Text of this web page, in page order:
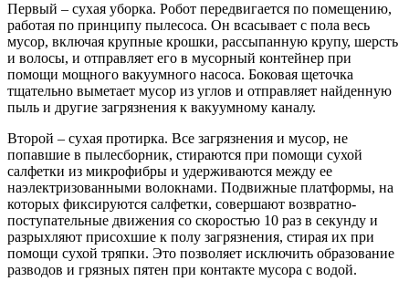
Первый – сухая уборка. Робот передвигается по помещению,
работая по принципу пылесоса. Он всасывает с пола весь
мусор, включая крупные крошки, рассыпанную крупу, шерсть
и волосы, и отправляет его в мусорный контейнер при
помощи мощного вакуумного насоса. Боковая щеточка
тщательно выметает мусор из углов и отправляет найденную
пыль и другие загрязнения к вакуумному каналу.
Второй – сухая протирка. Все загрязнения и мусор, не
попавшие в пылесборник, стираются при помощи сухой
салфетки из микрофибры и удерживаются между ее
наэлектризованными волокнами. Подвижные платформы, на
которых фиксируются салфетки, совершают возвратно-
поступательные движения со скоростью 10 раз в секунду и
разрыхляют присохшие к полу загрязнения, стирая их при
помощи сухой тряпки. Это позволяет исключить образование
разводов и грязных пятен при контакте мусора с водой.